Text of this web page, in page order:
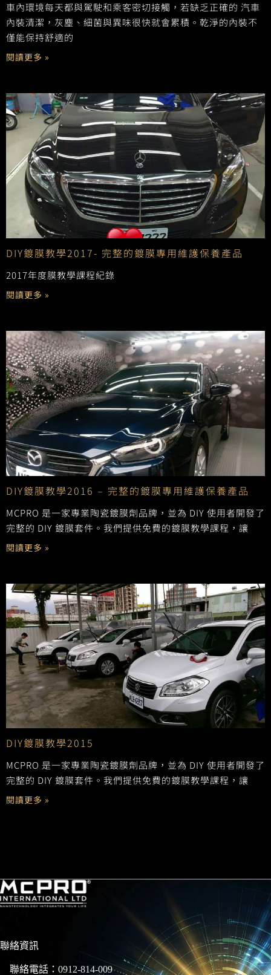
車內環境每天都與駕駛和乘客密切接觸，若缺乏正確的 汽車
內裝清潔，灰塵、細菌與異味很快就會累積。乾淨的內裝不
僅能保持舒適的
閱讀更多 »
DIY鍍膜教學2017- 完整的鍍膜專用維護保養產品
2017年度膜教學課程紀錄
閱讀更多 »
DIY鍍膜教學2016 – 完整的鍍膜專用維護保養產品
MCPRO 是一家專業陶瓷鍍膜劑品牌，並為 DIY 使用者開發了
完整的 DIY 鍍膜套件。我們提供免費的鍍膜教學課程，讓
閱讀更多 »
DIY鍍膜教學2015
MCPRO 是一家專業陶瓷鍍膜劑品牌，並為 DIY 使用者開發了
完整的 DIY 鍍膜套件。我們提供免費的鍍膜教學課程，讓
閱讀更多 »
聯絡資訊
聯絡電話： 0912-814-009